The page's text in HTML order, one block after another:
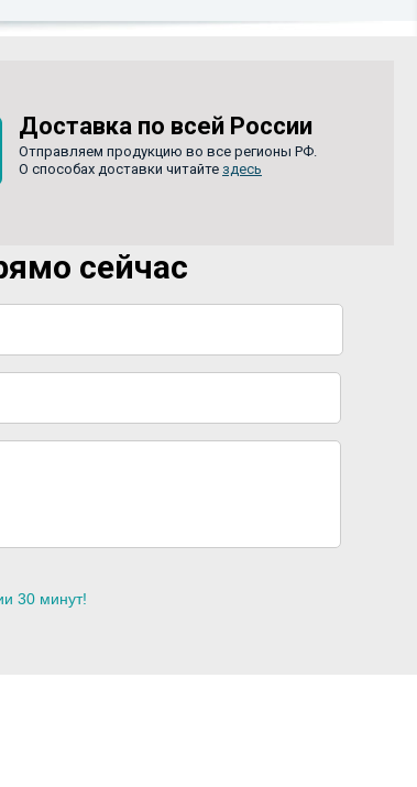
Доставка по всей России
Отправляем продукцию во все регионы РФ.
О способах доставки читайте здесь
сейчас
30 минут!